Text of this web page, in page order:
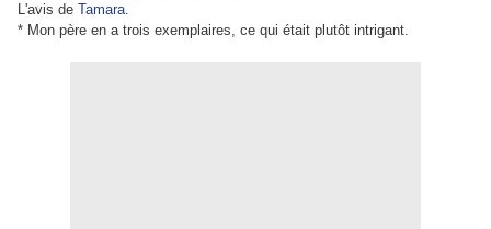
L'avis de Tamara.
* Mon père en a trois exemplaires, ce qui était plutôt intrigant.